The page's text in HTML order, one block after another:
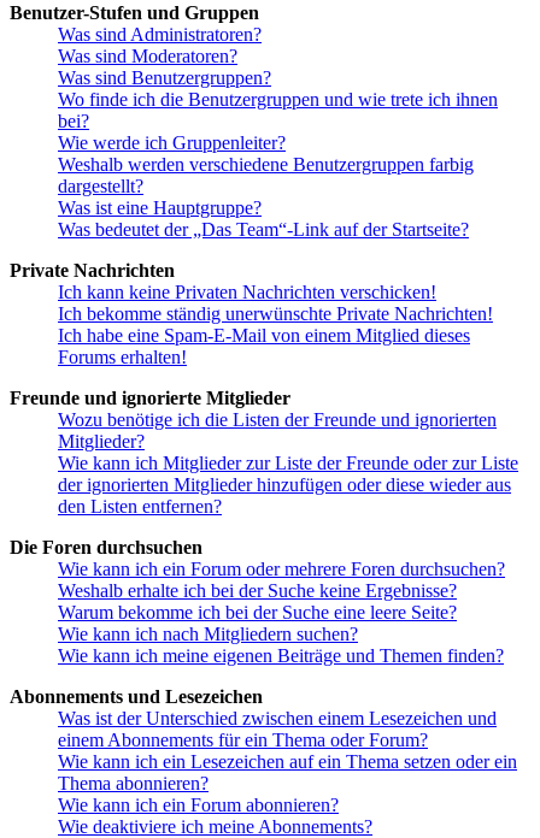
Benutzer-Stufen und Gruppen
Was sind Administratoren?
Was sind Moderatoren?
Was sind Benutzergruppen?
Wo finde ich die Benutzergruppen und wie trete ich ihnen
bei?
Wie werde ich Gruppenleiter?
Weshalb werden verschiedene Benutzergruppen farbig
dargestellt?
Was ist eine Hauptgruppe?
Was bedeutet der „Das Team“-Link auf der Startseite?
Private Nachrichten
Ich kann keine Privaten Nachrichten verschicken!
Ich bekomme ständig unerwünschte Private Nachrichten!
Ich habe eine Spam-E-Mail von einem Mitglied dieses
Forums erhalten!
Freunde und ignorierte Mitglieder
Wozu benötige ich die Listen der Freunde und ignorierten
Mitglieder?
Wie kann ich Mitglieder zur Liste der Freunde oder zur Liste
der ignorierten Mitglieder hinzufügen oder diese wieder aus
den Listen entfernen?
Die Foren durchsuchen
Wie kann ich ein Forum oder mehrere Foren durchsuchen?
Weshalb erhalte ich bei der Suche keine Ergebnisse?
Warum bekomme ich bei der Suche eine leere Seite?
Wie kann ich nach Mitgliedern suchen?
Wie kann ich meine eigenen Beiträge und Themen finden?
Abonnements und Lesezeichen
Was ist der Unterschied zwischen einem Lesezeichen und
einem Abonnements für ein Thema oder Forum?
Wie kann ich ein Lesezeichen auf ein Thema setzen oder ein
Thema abonnieren?
Wie kann ich ein Forum abonnieren?
Wie deaktiviere ich meine Abonnements?